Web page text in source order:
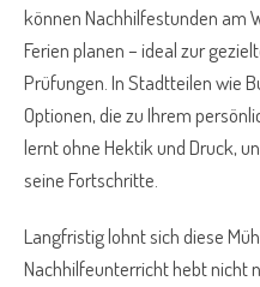
können Nachhilfestunden am
Ferien planen – ideal zur
Prüfungen. In Stadtteilen wie
Optionen, die zu Ihrem
lernt ohne Hektik und Druck,
seine Fortschritte.
Langfristig lohnt sich diese
Nachhilfeunterricht hebt nicht